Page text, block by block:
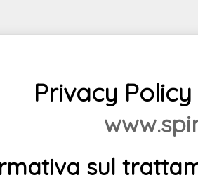
Privacy
sul